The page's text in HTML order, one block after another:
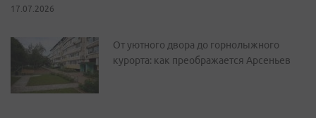
17.07.2026
От уютного двора до горнолыжного
курорта: как преображается Арсеньев